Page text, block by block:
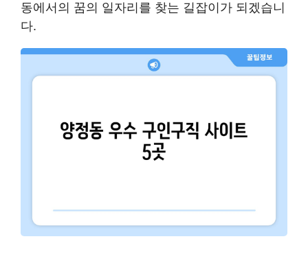
동에서의 꿈의 일자리를 찾는 길잡이가 되겠습니
다.